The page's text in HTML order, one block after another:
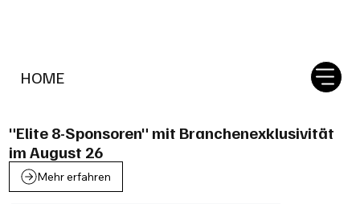
HOME
"Elite 8-Sponsoren" mit Branchenexklusivität
im August 26
Mehr erfahren